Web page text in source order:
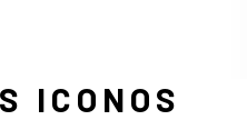
ICONOS